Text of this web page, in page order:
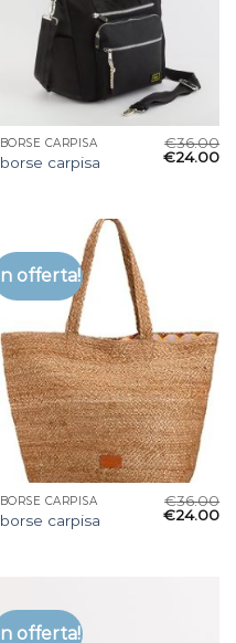
BORSE CARPISA
borse carpisa
€36.00
€24.00
In offerta!
BORSE CARPISA
borse carpisa
€36.00
€24.00
In offerta!